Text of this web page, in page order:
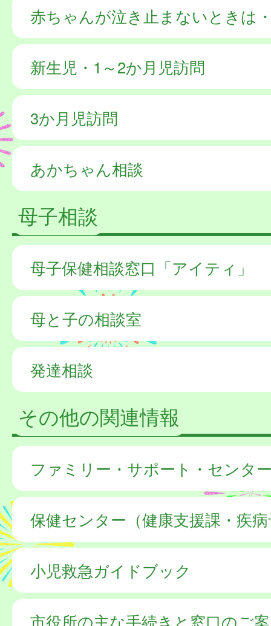
赤ちゃんが泣き止まないときは
新生児・1～2か月児訪問
3か月児訪問
あかちゃん相談
母子相談
母子保健相談窓口「アイティ」
母と子の相談室
発達相談
その他の関連情報
ファミリー・サポート・センタ
保健センター（健康支援課・疾
小児救急ガイドブック
市役所の主な手続きと窓口のご